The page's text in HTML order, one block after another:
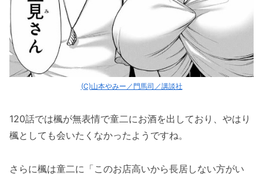
(C)山本やみー／門馬司／講談社
120話では楓が無表情で童二にお酒を出しており、やはり
楓としても会いたくなかったようですね。
さらに楓は童二に「このお店高いから長居しない方がい